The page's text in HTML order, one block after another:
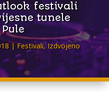
festivali
tunele
Festivali,Izdvojeno